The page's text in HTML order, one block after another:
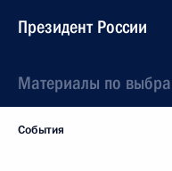
Президент России
Материалы по
События